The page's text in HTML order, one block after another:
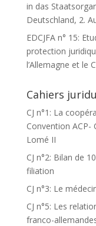
in das
Deutschland, 2.
EDCJFA n° 15:
protection
l’Allemagne et le
Cahiers
CJ n°1: La
Convention ACP-
Lomé II
CJ n°2: Bilan de
filiation
CJ n°3: Le
CJ n°5: Les
franco-